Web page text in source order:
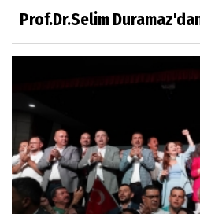
Sıracettin ÇELİK
Çalıkuşu
Dr.Tuğçe Yıldırım
Aşı: Toplum
Prof.Dr.Selim